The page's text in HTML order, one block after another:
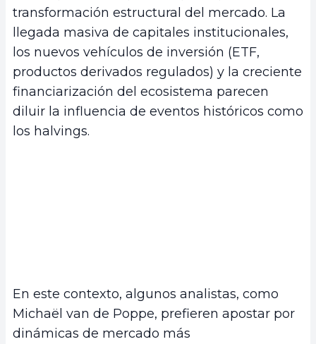
transformación estructural del mercado. La
llegada masiva de capitales institucionales,
los nuevos vehículos de inversión (ETF,
productos derivados regulados) y la creciente
financiarización del ecosistema parecen
diluir la influencia de eventos históricos como
los halvings.
En este contexto, algunos analistas, como
Michaël van de Poppe, prefieren apostar por
dinámicas de mercado más